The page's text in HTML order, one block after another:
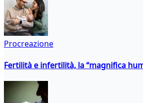
Procreazione
Fertilità e infertilità, la “magnifica